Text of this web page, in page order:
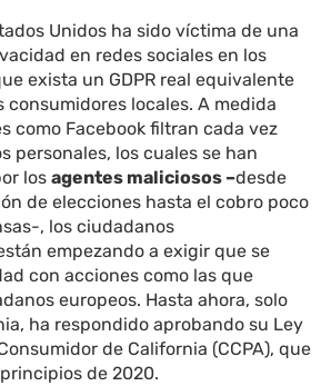
Unidos ha sido víctima de una
en redes sociales en los
exista un GDPR real equivalente
consumidores locales. A medida
como Facebook filtran cada vez
personales, los cuales se han
losagentes maliciosos –desde
de elecciones hasta el cobro poco
, los ciudadanos
empezando a exigir que se
con acciones como las que
europeos. Hasta ahora, solo
ha respondido aprobando su Ley
de California (CCPA), que
de 2020.